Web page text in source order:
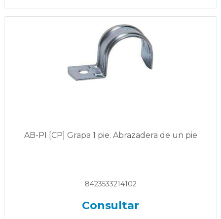
AB-PI [CP] Grapa 1 pie. Abrazadera de un pie
8423533214102
Consultar